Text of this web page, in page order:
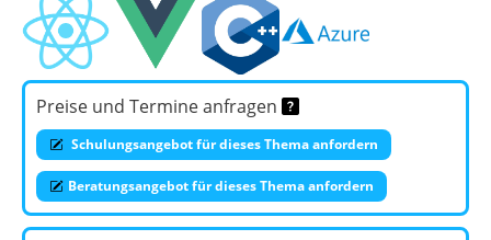
Preise und Termine anfragen
Schulungsangebot für dieses Thema anfordern
Beratungsangebot für dieses Thema anfordern